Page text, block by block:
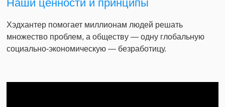
Наши ценности и принципы
Хэдхантер помогает миллионам людей решать
множество проблем, а обществу — одну глобальную
социально-экономическую — безработицу.